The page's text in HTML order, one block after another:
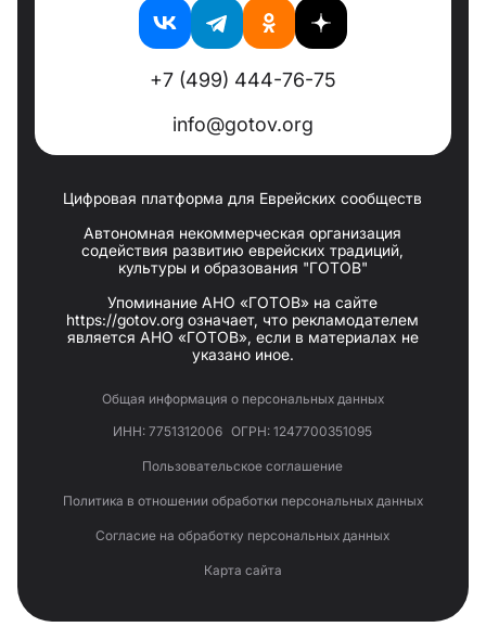
+7 (499) 444-76-75
info@gotov.org
Цифровая платформа для Еврейских сообществ
Автономная некоммерческая организация
содействия развитию еврейских традиций,
культуры и образования "ГОТОВ"
Упоминание АНО «ГОТОВ» на сайте
https://gotov.org означает, что рекламодателем
является АНО «ГОТОВ», если в материалах не
указано иное.
Общая информация о персональных данных
ИНН: 7751312006 ОГРН: 1247700351095
Пользовательское соглашение
Политика в отношении обработки персональных данных
Согласие на обработку персональных данных
Карта сайта